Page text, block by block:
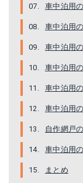
車中泊用
車中泊用
車中泊用
車中泊用
車中泊用
車中泊用
自作網戸
車中泊用
まとめ